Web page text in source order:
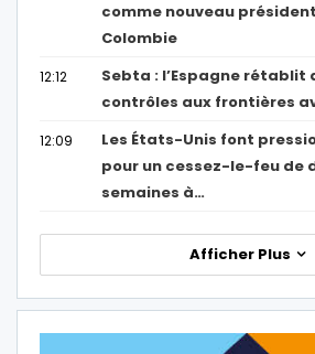
comme nouveau
Colombie
12:12
Sebta : l’Espagne rétablit
contrôles aux frontières
12:09
Les États-Unis font
pour un cessez-le-feu de
semaines à…
Afficher Plus